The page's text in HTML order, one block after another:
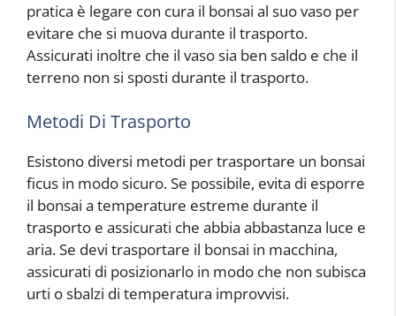
pratica è legare con cura il bonsai al suo vaso per
evitare che si muova durante il trasporto.
Assicurati inoltre che il vaso sia ben saldo e che il
terreno non si sposti durante il trasporto.
Metodi Di Trasporto
Esistono diversi metodi per trasportare un bonsai
ficus in modo sicuro. Se possibile, evita di esporre
il bonsai a temperature estreme durante il
trasporto e assicurati che abbia abbastanza luce e
aria. Se devi trasportare il bonsai in macchina,
assicurati di posizionarlo in modo che non subisca
urti o sbalzi di temperatura improvvisi.